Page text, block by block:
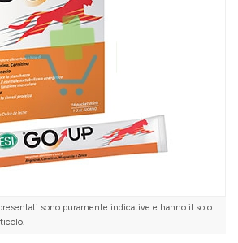
sono puramente indicative e hanno il solo